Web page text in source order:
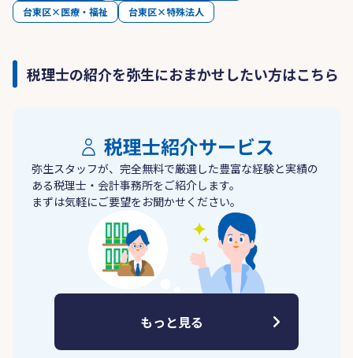
台東区×医療・福祉
台東区×特殊法人
税理士の紹介を弥生におまかせしたい方はこちら
税理士紹介サービス
弥生スタッフが、完全無料で厳選した豊富な経験と実績の
ある税理士・会計事務所をご紹介します。
まずは気軽にご要望をお聞かせください。
もっと見る